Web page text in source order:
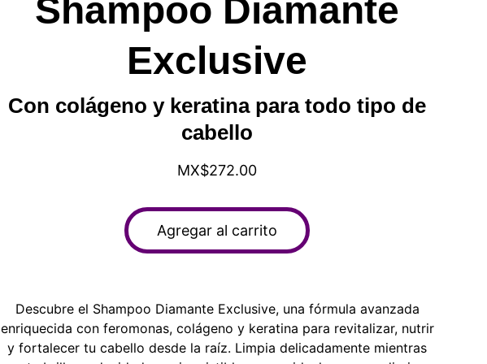
Shampoo Diamante
Exclusive
Con colágeno y keratina para todo tipo de
cabello
MX$272.00
Agregar al carrito
Descubre el Shampoo Diamante Exclusive, una fórmula avanzada
enriquecida con feromonas, colágeno y keratina para revitalizar, nutrir
y fortalecer tu cabello desde la raíz. Limpia delicadamente mientras